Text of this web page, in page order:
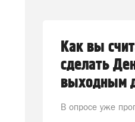
Как вы
сделать
выходным
В опросе уже